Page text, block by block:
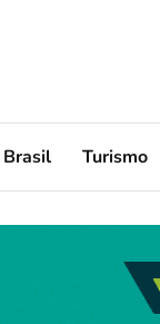
Brasil Turismo